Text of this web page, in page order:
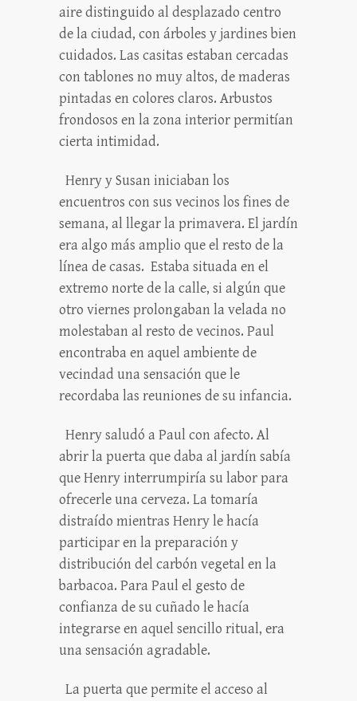
aire distinguido al desplazado centro
de la ciudad, con árboles y jardines bien
cuidados. Las casitas estaban cercadas
con tablones no muy altos, de maderas
pintadas en colores claros. Arbustos
frondosos en la zona interior permitían
cierta intimidad.
Henry y Susan iniciaban los
encuentros con sus vecinos los fines de
semana, al llegar la primavera. El jardín
era algo más amplio que el resto de la
línea de casas. Estaba situada en el
extremo norte de la calle, si algún que
otro viernes prolongaban la velada no
molestaban al resto de vecinos. Paul
encontraba en aquel ambiente de
vecindad una sensación que le
recordaba las reuniones de su infancia.
Henry saludó a Paul con afecto. Al
abrir la puerta que daba al jardín sabía
que Henry interrumpiría su labor para
ofrecerle una cerveza. La tomaría
distraído mientras Henry le hacía
participar en la preparación y
distribución del carbón vegetal en la
barbacoa. Para Paul el gesto de
confianza de su cuñado le hacía
integrarse en aquel sencillo ritual, era
una sensación agradable.
La puerta que permite el acceso al